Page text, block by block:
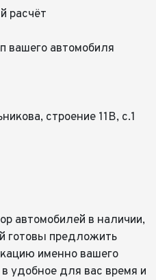
расчёт
вашего автомобиля
строение 11В, с.1
автомобилей в наличии,
готовы предложить
именно вашего
удобное для вас время и